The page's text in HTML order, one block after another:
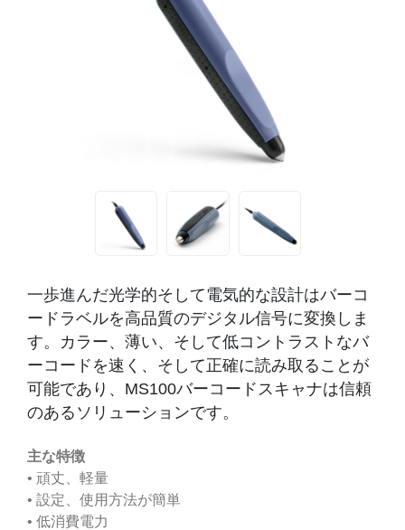
一歩進んだ光学的そして電気的な設計はバーコ
ードラベルを高品質のデジタル信号に変換しま
す。カラー、薄い、そして低コントラストなバ
ーコードを速く、そして正確に読み取ることが
可能であり、MS100バーコードスキャナは信頼
のあるソリューションです。
主な特徴
• 頑丈、軽量
• 設定、使用方法が簡単
• 低消費電力